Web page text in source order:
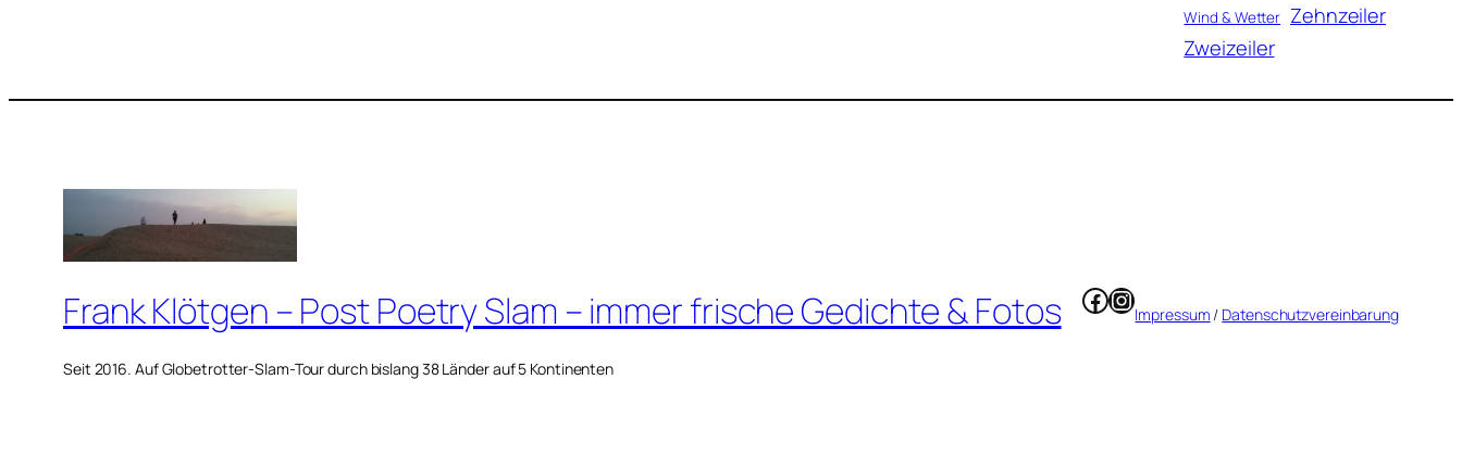
Wind & Wetter Zehnzeiler
Zweizeiler
Frank Klötgen – Post Poetry Slam – immer frische Gedichte & Fotos
Seit 2016. Auf Globetrotter-Slam-Tour durch bislang 38 Länder auf 5 Kontinenten
Facebook
Instagram
Impressum / Datenschutzvereinbarung